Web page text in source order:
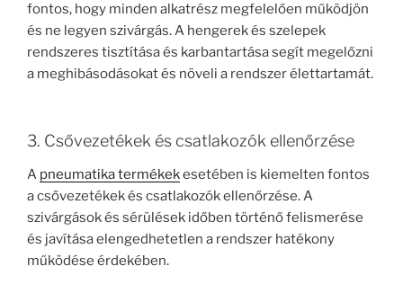
fontos, hogy minden alkatrész megfelelően működjön
és ne legyen szivárgás. A hengerek és szelepek
rendszeres tisztítása és karbantartása segít megelőzni
a meghibásodásokat és növeli a rendszer élettartamát.
3. Csővezetékek és csatlakozók ellenőrzése
A pneumatika termékekesetében is kiemelten fontos
a csővezetékek és csatlakozók ellenőrzése. A
szivárgások és sérülések időben történő felismerése
és javítása elengedhetetlen a rendszer hatékony
működése érdekében.